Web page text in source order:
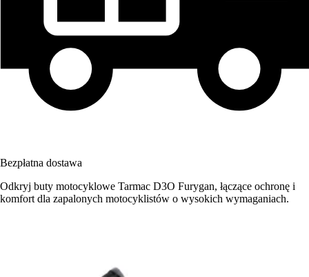
Bezpłatna dostawa
Odkryj buty motocyklowe Tarmac D3O Furygan, łączące ochronę i
komfort dla zapalonych motocyklistów o wysokich wymaganiach.